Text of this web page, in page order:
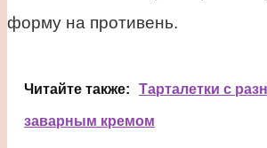
форму на противень.
Читайте также: Тарталетки с
заварным кремом